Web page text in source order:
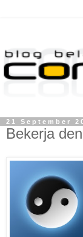
21 September
Bekerja